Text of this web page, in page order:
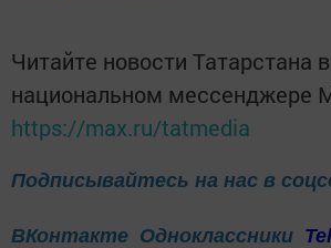
Читайте новости Татарстана в
национальном мессенджере
https://max.ru/tatmedia
Подписывайтесь на нас в
ВКонтакте Одноклассники